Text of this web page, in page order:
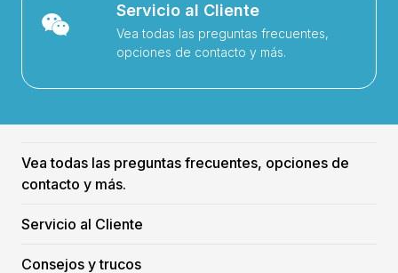
Servicio al Cliente
Vea todas las preguntas frecuentes,
opciones de contacto y más.
Vea todas las preguntas frecuentes, opciones de
contacto y más.
Servicio al Cliente
Consejos y trucos